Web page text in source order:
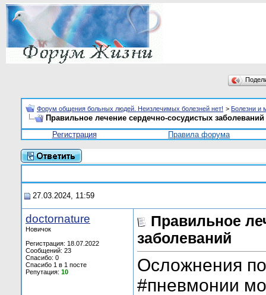
Форум общения больных людей. Неизлечимых болезней нет! > Болезни и
Правильное лечение сердечно-сосудистых заболеваний
Регистрация
Правила форума
27.03.2024, 11:59
doctornature
Новичок
Регистрация: 18.07.2022
Сообщений: 23
Спасибо: 0
Спасибо 1 в 1 посте
Репутация: 10
Правильное
заболеваний
Осложнения
#пневмонии